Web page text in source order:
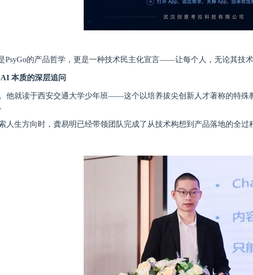
PsyGo的产品哲学，更是一种技术民主化宣言——让每个人，无论其技
本质的深层追问
他就读于西安交通大学少年班——这个以培养拔尖创新人才著称的特殊
人生方向时，龚易明已经带领团队完成了从技术构想到产品落地的全